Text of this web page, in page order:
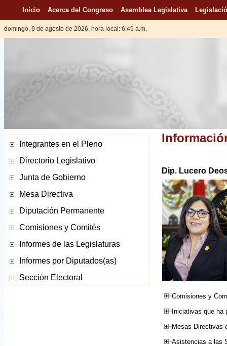
Inicio Acerca del Congreso Asamblea Legislativa
domingo, 9 de agosto de 2026, hora local: 6:49 a.m.
Dip. Lucero
Comisiones y
Iniciativas que ha
Mesas Directivas
Asistencias a las